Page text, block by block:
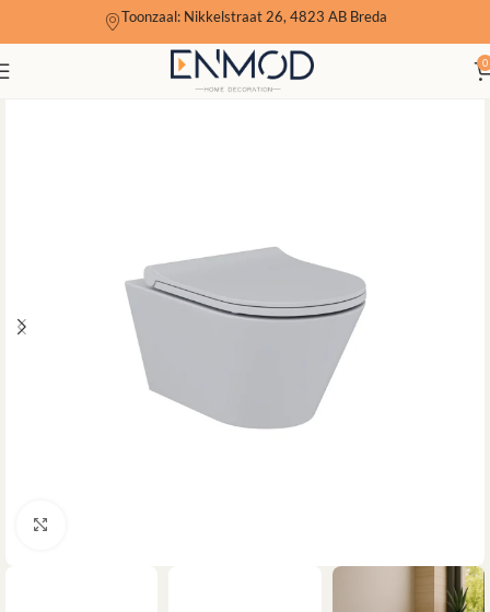
Toonzaal: Nikkelstraat 26, 4823 AB Breda
0